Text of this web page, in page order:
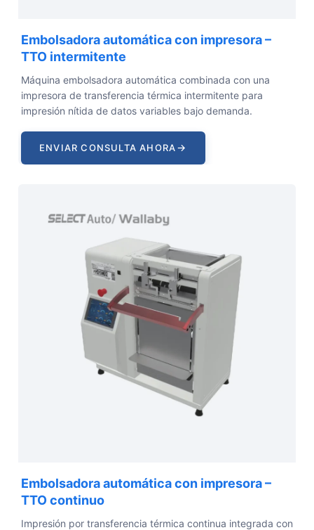
Embolsadora automática con impresora –
TTO intermitente
Máquina embolsadora automática combinada con una
impresora de transferencia térmica intermitente para
impresión nítida de datos variables bajo demanda.
ENVIAR CONSULTA AHORA→
Embolsadora automática con impresora –
TTO continuo
Impresión por transferencia térmica continua integrada con